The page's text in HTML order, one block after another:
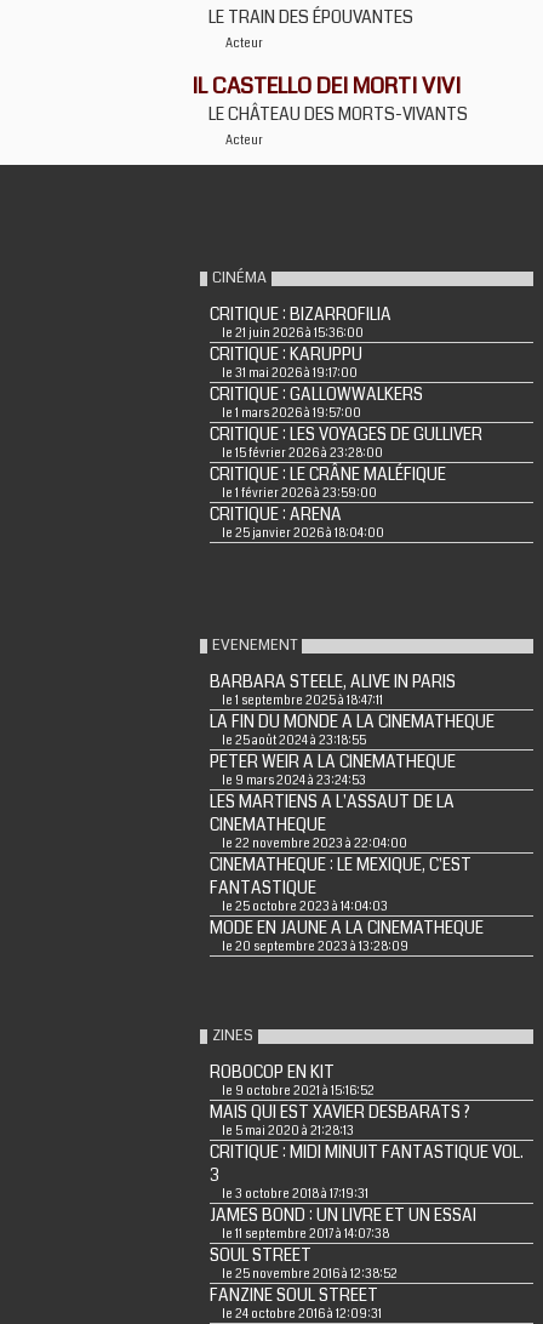
LE TRAIN DES ÉPOUVANTES
Acteur
IL CASTELLO DEI MORTI VIVI
LE CHÂTEAU DES MORTS-VIVANTS
Acteur
CINÉMA
CRITIQUE : BIZARROFILIA
le 21 juin 2026 à 15:36:00
CRITIQUE : KARUPPU
le 31 mai 2026 à 19:17:00
CRITIQUE : GALLOWWALKERS
le 1 mars 2026 à 19:57:00
CRITIQUE : LES VOYAGES DE GULLIVER
le 15 février 2026 à 23:28:00
CRITIQUE : LE CRÂNE MALÉFIQUE
le 1 février 2026 à 23:59:00
CRITIQUE : ARENA
le 25 janvier 2026 à 18:04:00
EVENEMENT
BARBARA STEELE, ALIVE IN PARIS
le 1 septembre 2025 à 18:47:11
LA FIN DU MONDE A LA CINEMATHEQUE
le 25 août 2024 à 23:18:55
PETER WEIR A LA CINEMATHEQUE
le 9 mars 2024 à 23:24:53
LES MARTIENS A L'ASSAUT DE LA
CINEMATHEQUE
le 22 novembre 2023 à 22:04:00
CINEMATHEQUE : LE MEXIQUE, C'EST
FANTASTIQUE
le 25 octobre 2023 à 14:04:03
MODE EN JAUNE A LA CINEMATHEQUE
le 20 septembre 2023 à 13:28:09
ZINES
ROBOCOP EN KIT
le 9 octobre 2021 à 15:16:52
MAIS QUI EST XAVIER DESBARATS ?
le 5 mai 2020 à 21:28:13
CRITIQUE : MIDI MINUIT FANTASTIQUE VOL.
3
le 3 octobre 2018 à 17:19:31
JAMES BOND : UN LIVRE ET UN ESSAI
le 11 septembre 2017 à 14:07:38
SOUL STREET
le 25 novembre 2016 à 12:38:52
FANZINE SOUL STREET
le 24 octobre 2016 à 12:09:31